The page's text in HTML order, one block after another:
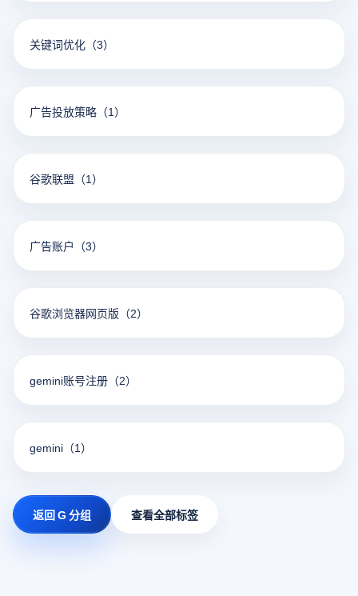
关键词优化 （3）
广告投放策略 （1）
谷歌联盟 （1）
广告账户 （3）
谷歌浏览器网页版 （2）
gemini账号注册 （2）
gemini （1）
返回 G 分组 查看全部标签